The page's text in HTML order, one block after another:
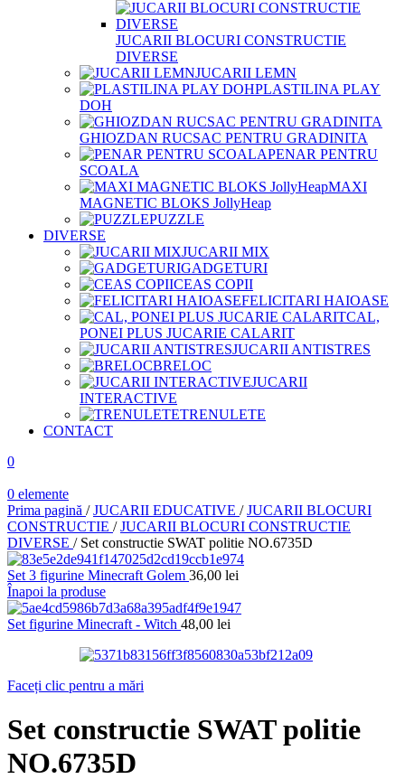
JUCARII BLOCURI CONSTRUCTIE
DIVERSE
JUCARII LEMN
PLASTILINA PLAY
DOH
GHIOZDAN RUCSAC PENTRU GRADINITA
PENAR PENTRU
SCOALA
MAXI
MAGNETIC BLOKS JollyHeap
PUZZLE
DIVERSE
JUCARII MIX
GADGETURI
CEAS COPII
FELICITARI HAIOASE
CAL,
PONEI PLUS JUCARIE CALARIT
JUCARII ANTISTRES
BRELOC
JUCARII
INTERACTIVE
TRENULETE
CONTACT
0
0 elemente
Prima pagină / JUCARII EDUCATIVE / JUCARII BLOCURI
CONSTRUCTIE / JUCARII BLOCURI CONSTRUCTIE
DIVERSE / Set constructie SWAT politie NO.6735D
Set 3 figurine Minecraft Golem 36,00 lei
Înapoi la produse
Set figurine Minecraft - Witch 48,00 lei
Faceți clic pentru a mări
Set constructie SWAT politie
NO.6735D